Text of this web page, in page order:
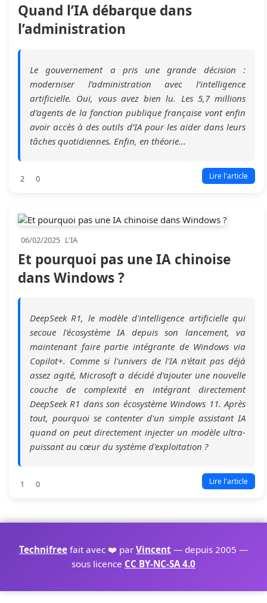
Quand l’IA débarque dans
l’administration
Le gouvernement a pris une grande décision :
moderniser l’administration avec l’intelligence
artificielle. Oui, vous avez bien lu. Les 5,7 millions
d’agents de la fonction publique française vont enfin
avoir accès à des outils d’IA pour les aider dans leurs
tâches quotidiennes. Enfin, en théorie...
2 0 Lire l'article
06/02/2025 L'IA
Et pourquoi pas une IA chinoise
dans Windows ?
DeepSeek R1, le modèle d'intelligence artificielle qui
secoue l'écosystème IA depuis son lancement, va
maintenant faire partie intégrante de Windows via
Copilot+. Comme si l'univers de l'IA n'était pas déjà
assez agité, Microsoft a décidé d'ajouter une nouvelle
couche de complexité en intégrant directement
DeepSeek R1 dans son écosystème Windows 11. Après
tout, pourquoi se contenter d'un simple assistant IA
quand on peut directement injecter un modèle ultra-
puissant au cœur du système d'exploitation ?
1 0 Lire l'article
Technifree fait avec ❤️ par Vincent — depuis 2005 —
sous licence CC BY-NC-SA 4.0